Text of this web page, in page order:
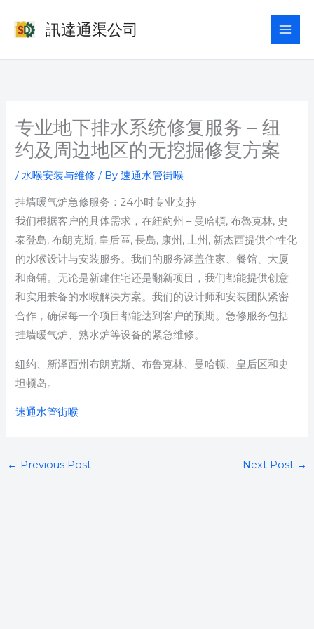
訊達通渠公司
专业地下排水系统修复服务 – 纽
约及周边地区的无挖掘修复方案
/ 水喉安装与维修 / By速通水管街喉
挂墙暖气炉急修服务：24小时专业支持
我们根据客户的具体需求，在紐約州 – 曼哈頓, 布魯克林, 史
泰登島, 布朗克斯, 皇后區, 長島, 康州, 上州, 新杰西提供个性化
的水喉设计与安装服务。我们的服务涵盖住家、餐馆、大厦
和商铺。无论是新建住宅还是翻新项目，我们都能提供创意
和实用兼备的水喉解决方案。我们的设计师和安装团队紧密
合作，确保每一个项目都能达到客户的预期。急修服务包括
挂墙暖气炉、熟水炉等设备的紧急维修。
纽约、新泽西州布朗克斯、布鲁克林、曼哈顿、皇后区和史
坦顿岛。
速通水管街喉
← Previous Post Next Post →